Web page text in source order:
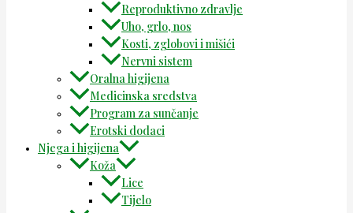
Reproduktivno zdravlje
Uho, grlo, nos
Kosti, zglobovi i mišići
Nervni sistem
Oralna higijena
Medicinska sredstva
Program za sunčanje
Erotski dodaci
Njega i higijena
Koža
Lice
Tijelo